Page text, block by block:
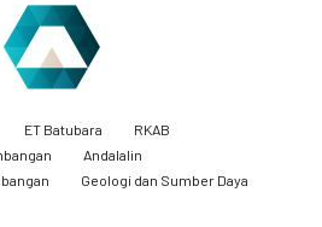
ET Batubara
RKAB
Andalalin
Geologi dan Sumber Daya